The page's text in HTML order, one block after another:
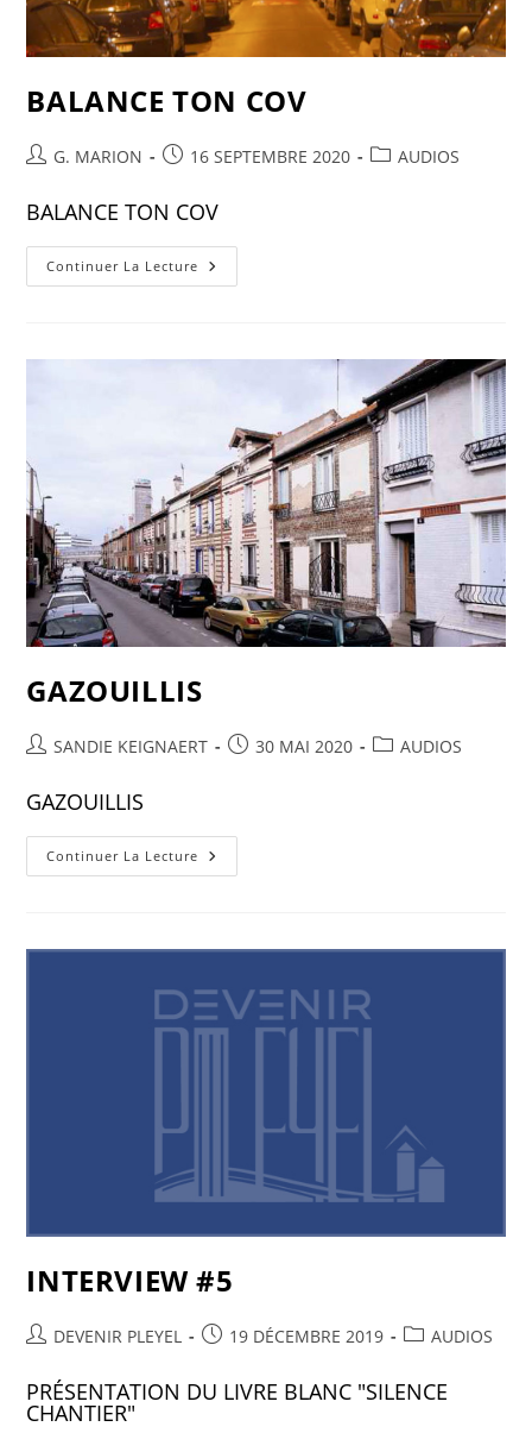
BALANCE TON COV
G. MARION 16 SEPTEMBRE 2020 AUDIOS
BALANCE TON COV
Continuer La Lecture
GAZOUILLIS
SANDIE KEIGNAERT 30 MAI 2020 AUDIOS
GAZOUILLIS
Continuer La Lecture
INTERVIEW #5
DEVENIR PLEYEL 19 DÉCEMBRE 2019 AUDIOS
PRÉSENTATION DU LIVRE BLANC "SILENCE
CHANTIER"